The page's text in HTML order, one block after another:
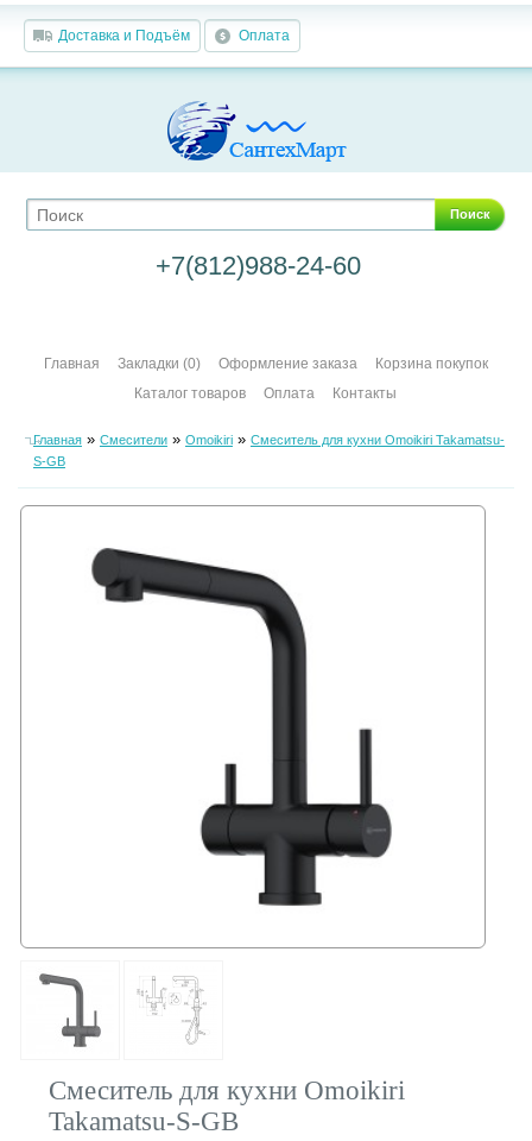
Доставка и Подъём Оплата
Поиск
+7(812)988-24-60
Главная Закладки (0) Оформление заказа
Корзина покупок
Каталог товаров
Оплата Контакты
Главная» Смесители» Omoikiri» Смеситель для кухни Omoikiri Takamatsu-
S-GB
Смеситель для кухни Omoikiri
Takamatsu-S-GB